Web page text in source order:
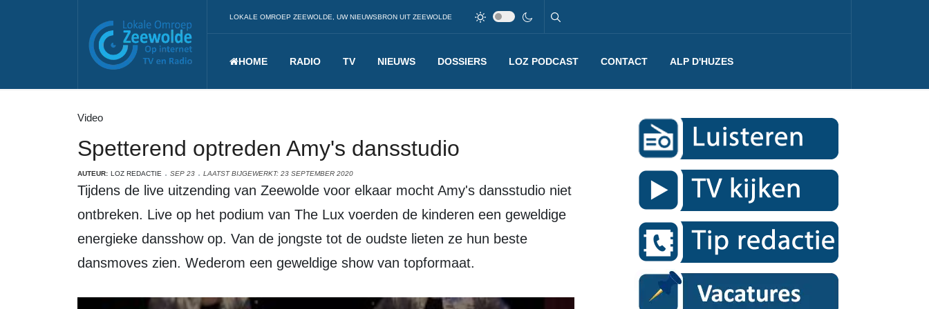
LOKALE OMROEP ZEEWOLDE, UW NIEUWSBRON UIT ZEEWOLDE
HOME RADIO TV NIEUWS DOSSIERS LOZ PODCAST CONTACT ALP D'HUZES
Video
Spetterend optreden Amy's dansstudio
AUTEUR: LOZ REDACTIE SEP 23 LAATST BIJGEWERKT: 23 SEPTEMBER 2020
Tijdens de live uitzending van Zeewolde voor elkaar mocht Amy's dansstudio niet
ontbreken. Live op het podium van The Lux voerden de kinderen een geweldige
energieke dansshow op. Van de jongste tot de oudste lieten ze hun beste
dansmoves zien. Wederom een geweldige show van topformaat.